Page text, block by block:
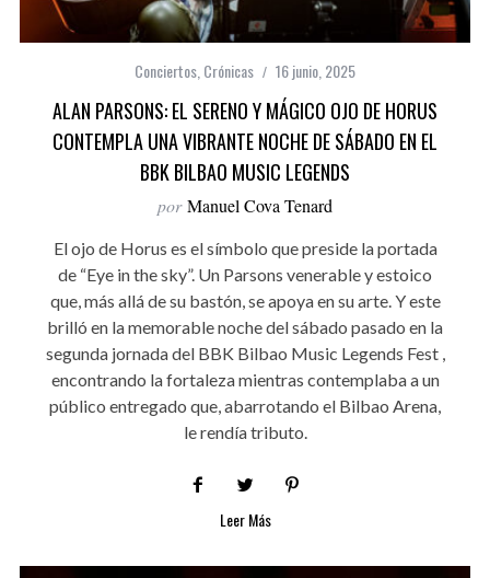
Conciertos Crónicas 16 junio, 2025
ALAN PARSONS: EL SERENO Y MÁGICO OJO DE HORUS
CONTEMPLA UNA VIBRANTE NOCHE DE SÁBADO EN EL
BBK BILBAO MUSIC LEGENDS
por Manuel Cova Tenard
El ojo de Horus es el símbolo que preside la portada
de “Eye in the sky”. Un Parsons venerable y estoico
que, más allá de su bastón, se apoya en su arte. Y este
brilló en la memorable noche del sábado pasado en la
segunda jornada del BBK Bilbao Music Legends Fest ,
encontrando la fortaleza mientras contemplaba a un
público entregado que, abarrotando el Bilbao Arena,
le rendía tributo.
Leer Más